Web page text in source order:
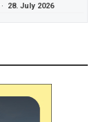
· 28. July 2026